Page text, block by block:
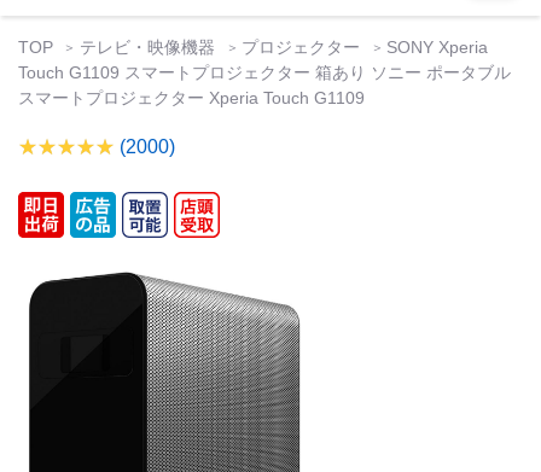
TOP テレビ・映像機器 プロジェクター
SONY Xperia
Touch G1109 スマートプロジェクター 箱あり ソニー ポータブル
スマートプロジェクター Xperia Touch G1109
(2000)